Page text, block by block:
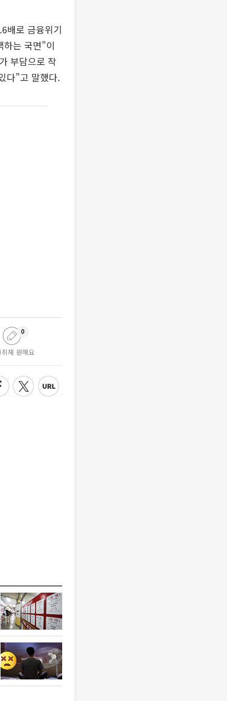
배로 금융위기
는 국면”이
부담으로 작
다”고 말했다.
재 원해요
0